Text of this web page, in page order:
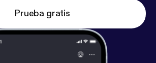
Prueba gratis